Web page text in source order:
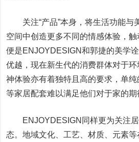
关注“产品”本身，将生活功能与
空间中创造更多不同的情感体验，
便是ENJOYDESIGN和郭捷的美学
优越，现在新生代的消费群体对于
神体验亦有着独特且高的要求，单
等家居配套难以满足他们对于家的期
ENJOYDESIGN同样更为关注居
态。地域文化、工艺、材质、元素